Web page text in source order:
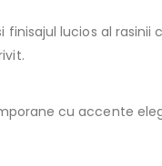
lucios al rasinii
cu accente